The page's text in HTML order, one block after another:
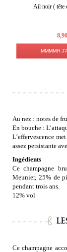
Ail noir ( tête
MMMMH
Au nez : notes de
En bouche :
L’effervescence
assez persistante
Ingédients
Ce champagne
Meunier, 25% de
pendant trois ans.
12% vol
Ce champagne